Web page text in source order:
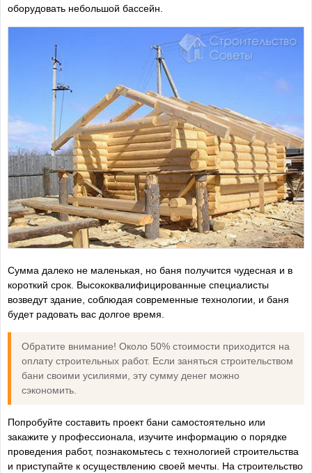
оборудовать небольшой бассейн.
Сумма далеко не маленькая, но баня получится чудесная и в
короткий срок. Высококвалифицированные специалисты
возведут здание, соблюдая современные технологии, и баня
будет радовать вас долгое время.
Обратите внимание! Около 50% стоимости приходится на
оплату строительных работ. Если заняться строительством
бани своими усилиями, эту сумму денег можно
сэкономить.
Попробуйте составить проект бани самостоятельно или
закажите у профессионала, изучите информацию о порядке
проведения работ, познакомьтесь с технологией строительства
и приступайте к осуществлению своей мечты. На строительство